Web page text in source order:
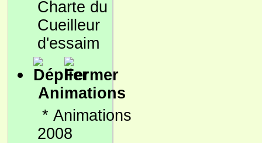
Charte du
Cueilleur
d'essaim
Animations
* Animations
2008